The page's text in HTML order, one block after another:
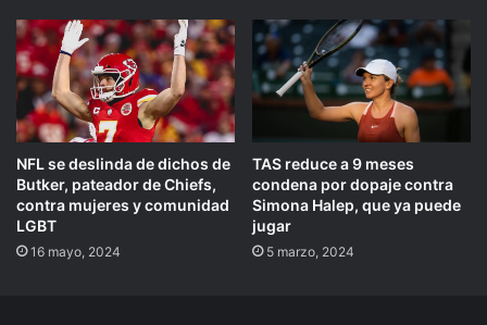
NFL se deslinda de dichos de
Butker, pateador de Chiefs,
contra mujeres y comunidad
LGBT
16 mayo, 2024
TAS reduce a 9 meses
condena por dopaje contra
Simona Halep, que ya puede
jugar
5 marzo, 2024